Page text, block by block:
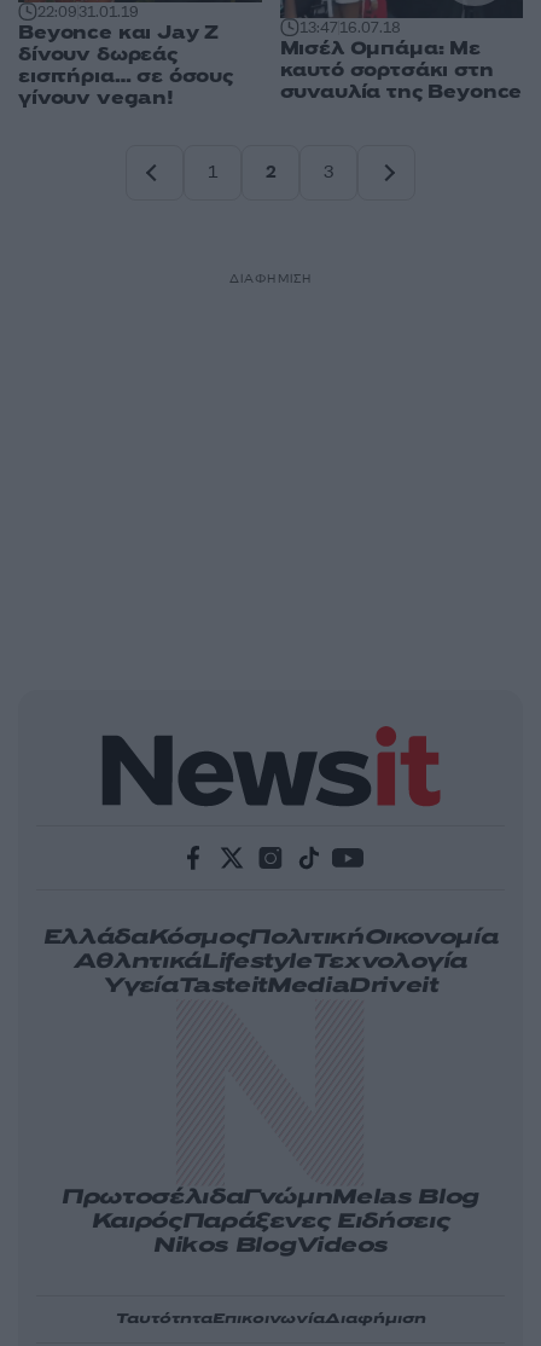
22:0931.01.19
Beyonce και Jay Z
δίνουν δωρεάς
εισιτήρια… σε όσους
γίνουν vegan!
13:4716.07.18
Μισέλ Ομπάμα: Με
καυτό σορτσάκι στη
συναυλία της Beyonce
1
2
3
ΔΙΑΦΗΜΙΣΗ
ΕλλάδαΚόσμοςΠολιτικήΟικονομία
ΑθλητικάLifestyleΤεχνολογία
ΥγείαTasteitMediaDriveit
ΠρωτοσέλιδαΓνώμηMelas Blog
ΚαιρόςΠαράξενες Ειδήσεις
Nikos BlogVideos
ΤαυτότηταΕπικοινωνίαΔιαφήμιση